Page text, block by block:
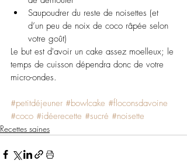
Saupoudrer du reste de noisettes (et
d’un peu de noix de coco râpée selon
votre goût)
Le but est d'avoir un cake assez moelleux; le
temps de cuisson dépendra donc de votre
micro-ondes.
#petitdéjeuner #bowlcake #floconsdavoine
#coco #idéerecette #sucré #noisette
Recettes saines